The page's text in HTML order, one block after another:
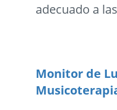
adecuado a
Monitor de